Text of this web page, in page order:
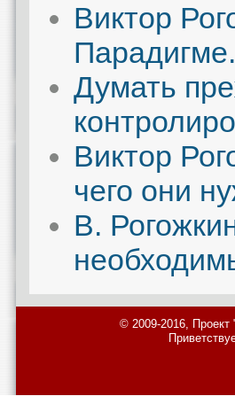
Виктор
Думать
Виктор
чего они
В.
© 2009-2016,